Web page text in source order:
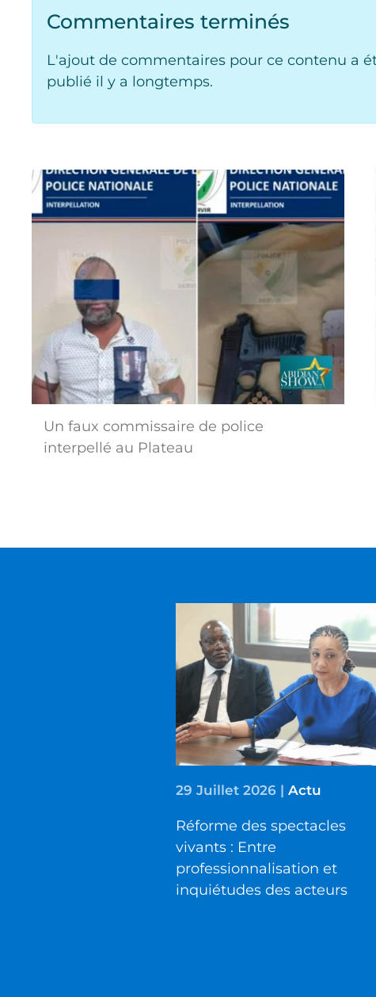
Commentaires terminés
L'ajout de commentaires pour ce contenu a
publié il y a longtemps.
Un faux commissaire de police
interpellé au Plateau
29 Juillet 2026 | Actu
Réforme des spectacles
vivants : Entre
professionnalisation et
inquiétudes des acteurs